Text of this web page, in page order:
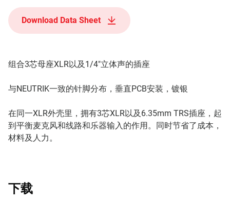
Download Data Sheet
组合3芯母座XLR以及1/4"立体声的插座
与NEUTRIK一致的针脚分布，垂直PCB安装，镀银
在同一XLR外壳里，拥有3芯XLR以及6.35mm TRS插座，起
到平衡麦克风和线路和乐器输入的作用。同时节省了成本，
材料及人力。
下载